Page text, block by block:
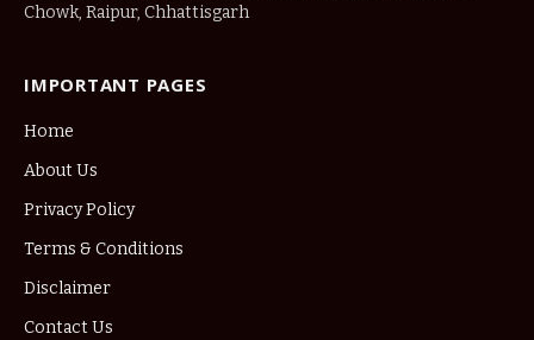
Chowk, Raipur, Chhattisgarh
IMPORTANT PAGES
Home
About Us
Privacy Policy
Terms & Conditions
Disclaimer
Contact Us